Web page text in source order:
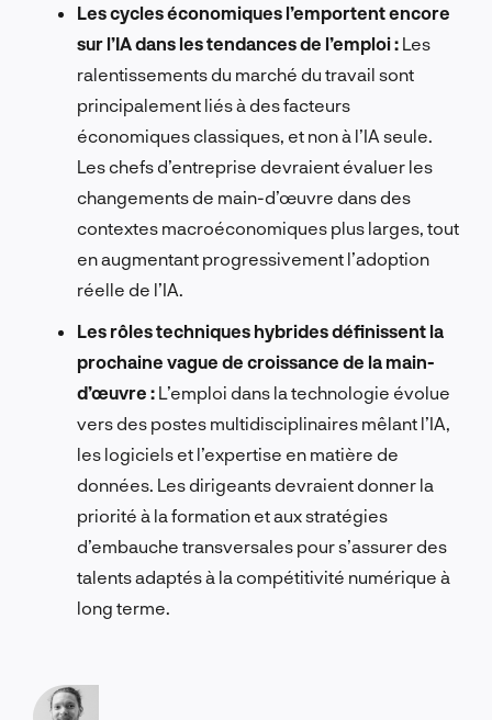
Les cycles économiques l’emportent encore
sur l’IA dans les tendances de l’emploi : Les
ralentissements du marché du travail sont
principalement liés à des facteurs
économiques classiques, et non à l’IA seule.
Les chefs d’entreprise devraient évaluer les
changements de main-d’œuvre dans des
contextes macroéconomiques plus larges, tout
en augmentant progressivement l’adoption
réelle de l’IA.
Les rôles techniques hybrides définissent la
prochaine vague de croissance de la main-
d’œuvre : L’emploi dans la technologie évolue
vers des postes multidisciplinaires mêlant l’IA,
les logiciels et l’expertise en matière de
données. Les dirigeants devraient donner la
priorité à la formation et aux stratégies
d’embauche transversales pour s’assurer des
talents adaptés à la compétitivité numérique à
long terme.